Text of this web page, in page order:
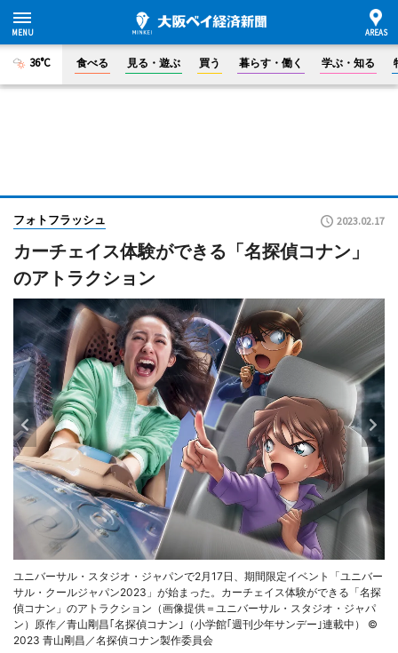
36°C 食べる 見る・遊ぶ 買う 暮らす・働く 学ぶ・知る
フォトフラッシュ 2023.02.17
カーチェイス体験ができる「名探偵コナン」
のアトラクション
ユニバーサル・スタジオ・ジャパンで2月17日、期間限定イベント「ユニバー
サル・クールジャパン2023」が始まった。カーチェイス体験ができる「名探
偵コナン」のアトラクション（画像提供＝ユニバーサル・スタジオ・ジャパ
ン）原作／青山剛昌｢名探偵コナン｣（小学館｢週刊少年サンデー｣連載中） ©
2023 青山剛昌／名探偵コナン製作委員会